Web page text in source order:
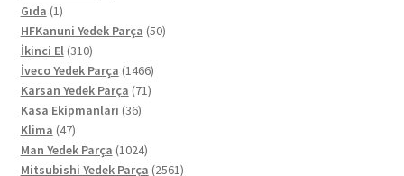
Gıda 11
ürün
HFKanuni Yedek Parça 5050
İkinci El 310310
ürün
İveco Yedek Parça 14661466
ürün
Karsan Yedek Parça 7171
Kasa Ekipmanları 3636
Klima 4747
ürün
Man Yedek Parça 10241024
ürün
Mitsubishi Yedek Parça 25612561